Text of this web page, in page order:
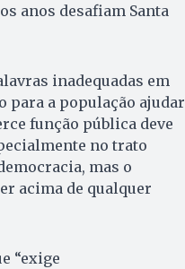
anos desafiam Santa
inadequadas em
para a população ajudar
função pública deve
no trato
mas o
acima de qualquer
“exige